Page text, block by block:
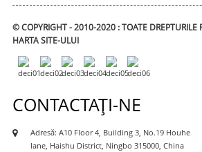
© COPYRIGHT - 2010-2020 : TOATE DREPTURILE
HARTA SITE-ULUI
CONTACTAŢI-NE
Adresă: A10 Floor 4, Building 3, No.19 Houhe
lane, Haishu District, Ningbo 315000, China